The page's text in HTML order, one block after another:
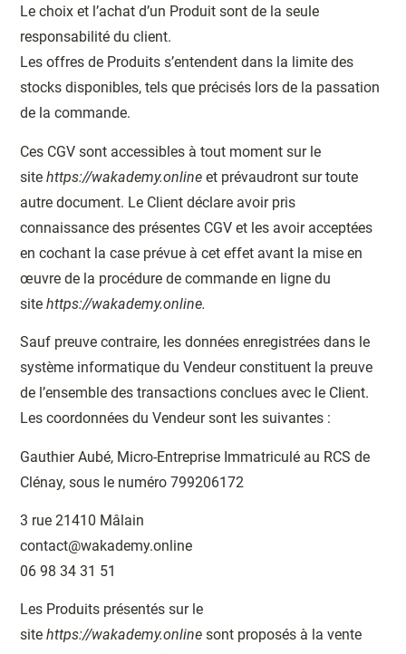
Le choix et l’achat d’un Produit sont de la seule
responsabilité du client.
Les offres de Produits s’entendent dans la limite des
stocks disponibles, tels que précisés lors de la passation
de la commande.
Ces CGV sont accessibles à tout moment sur le
sitehttps://wakademy.online et prévaudront sur toute
autre document. Le Client déclare avoir pris
connaissance des présentes CGV et les avoir acceptées
en cochant la case prévue à cet effet avant la mise en
œuvre de la procédure de commande en ligne du
sitehttps://wakademy.online.
Sauf preuve contraire, les données enregistrées dans le
système informatique du Vendeur constituent la preuve
de l’ensemble des transactions conclues avec le Client.
Les coordonnées du Vendeur sont les suivantes :
Gauthier Aubé, Micro-Entreprise Immatriculé au RCS de
Clénay, sous le numéro 799206172
3 rue 21410 Mâlain
contact@wakademy.online
06 98 34 31 51
Les Produits présentés sur le
sitehttps://wakademy.online sont proposés à la vente